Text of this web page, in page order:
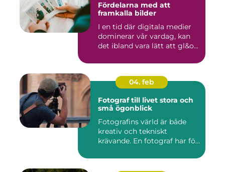
Fördelarna med att
framkalla bilder
I en tid där digitala medier
dominerar vår vardag, kan
det ibland vara lätt att gl&o...
04. feb
Fotograf till livet stora och
små ögonblick
Fotografins värld är både
kreativ och tekniskt
krävande. En fotograf har fö...